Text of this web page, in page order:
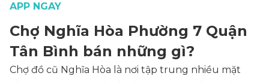
APP NGAY
Chợ Nghĩa Hòa Phường 7 Quận
Tân Bình bán những gì?
Chợ đồ cũ Nghĩa Hòa là nơi tập trung nhiều mặt